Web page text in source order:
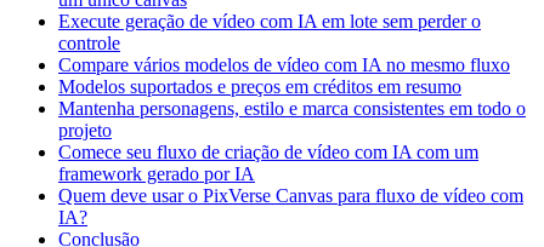
Execute geração de vídeo com IA em lote sem perder o
controle
Compare vários modelos de vídeo com IA no mesmo fluxo
Modelos suportados e preços em créditos em resumo
Mantenha personagens, estilo e marca consistentes em todo o
projeto
Comece seu fluxo de criação de vídeo com IA com um
framework gerado por IA
Quem deve usar o PixVerse Canvas para fluxo de vídeo com
IA?
Conclusão